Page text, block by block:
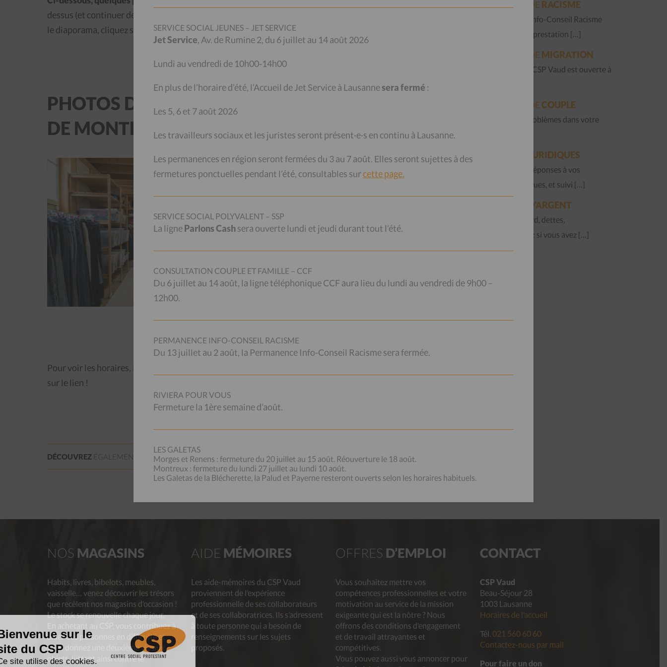
dessus (et continuer de regarder tout le diaporama ainsi). Si vous voulez avancer et reculer dans
le diaporama, cliquez sur la flèche orange à droite>ou à gauche<sur la photo.
PHOTOS DU NOUVEL ESPACE DU GALETAS
DE MONTREUX
Pour voir les horaires, l’adresse et d’autres renseignements sur les
sur le lien !
DÉCOUVREZÉGALEMENT: SERVICE DERAMASSAGE LES GALETAS DUCSP VAUD BÉNÉVOLAT
QUESTIONS DE RACISME
La Permanence Info-Conseil Racisme
est une nouvelle prestation […]
QUESTIONS DE MIGRATION
La Fraternité du CSP Vaud est ouverte à
QUESTIONS DECOUPLE
Vous avez des problèmes dans votre
JURIDIQUES
Accueil, écoute, réponses à vos
questions juridiques, et suivi […]
D'ARGENT
Factures en retard, dettes,
surendettement : si vous avez […]
NOS MAGASINS
Habits, livres, bibelots, meubles,
vaisselle… venez découvrir les trésors
que recèlent nos magasins d’occasion !
Le stock se renouvelle chaque jour.
En achetant au CSP, vous contribuez à
aider des personnes en difficulté et
vous donnez une deuxième vie aux
objets, luttant ainsi contre le
AIDE MÉMOIRES
Les aide-mémoires du CSP Vaud
proviennent de l’expérience
professionnelle de ses collaborateurs
et de ses collaboratrices. Ils s’adressent
à toute personne qui a besoin de
renseignements sur les sujets
proposés.
OFFRES D’EMPLOI
Vous souhaitez mettre vos
compétences professionnelles et votre
motivation au service de la mission
exigeante qui est la nôtre ? Nous
offrons des conditions d’engagement
et de travail attrayantes et
compétitives.
Vous pouvez aussi vous annoncer pour
CONTACT
CSP Vaud
Beau-Séjour 28
1003 Lausanne
Horaires de l’accueil
Tél. 021 560 60 60
Contactez-nous par mail
Pour faire un don
SERVICE SOCIAL JEUNES – JET SERVICE
Jet Service, Av. de Rumine 2, du 6 juillet au 14 août 2026
Lundi au vendredi de 10h00-14h00
En plus de l’horaire d’été, l’Accueil de Jet Service à Lausannesera fermé :
Les 5, 6 et 7 août 2026
Les travailleurs sociaux et les juristes seront présent·e·s en continu à Lausanne.
Les permanences en région seront fermées du 3 au 7 août. Elles seront sujettes à des
fermetures ponctuelles pendant l’été, consultables surcette page.
SERVICE SOCIAL POLYVALENT – SSP
La ligneParlons Cashsera ouverte lundi et jeudi durant tout l’été.
CONSULTATION COUPLE ET FAMILLE – CCF
Du 6 juillet au 14 août, la ligne téléphonique CCF aura lieu du lundi au vendredi de 9h00 –
12h00.
PERMANENCE INFO-CONSEIL RACISME
Du 13 juillet au 2 août, la Permanence Info-Conseil Racisme sera fermée.
RIVIERA POUR VOUS
Fermeture la 1ère semaine d’août.
LES GALETAS
Morges et Renens : fermeture du 20 juillet au 15 août. Réouverture le 18 août.
Montreux : fermeture du lundi 27 juillet au lundi 10 août.
Les Galetas de la Blécherette, la Palud et Payerne resteront ouverts selon les horaires habituels.